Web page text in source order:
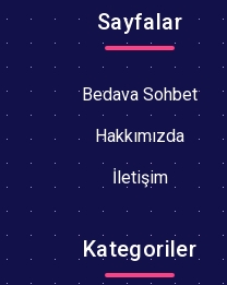
Sayfalar
Bedava Sohbet
Hakkımızda
İletişim
Kategoriler